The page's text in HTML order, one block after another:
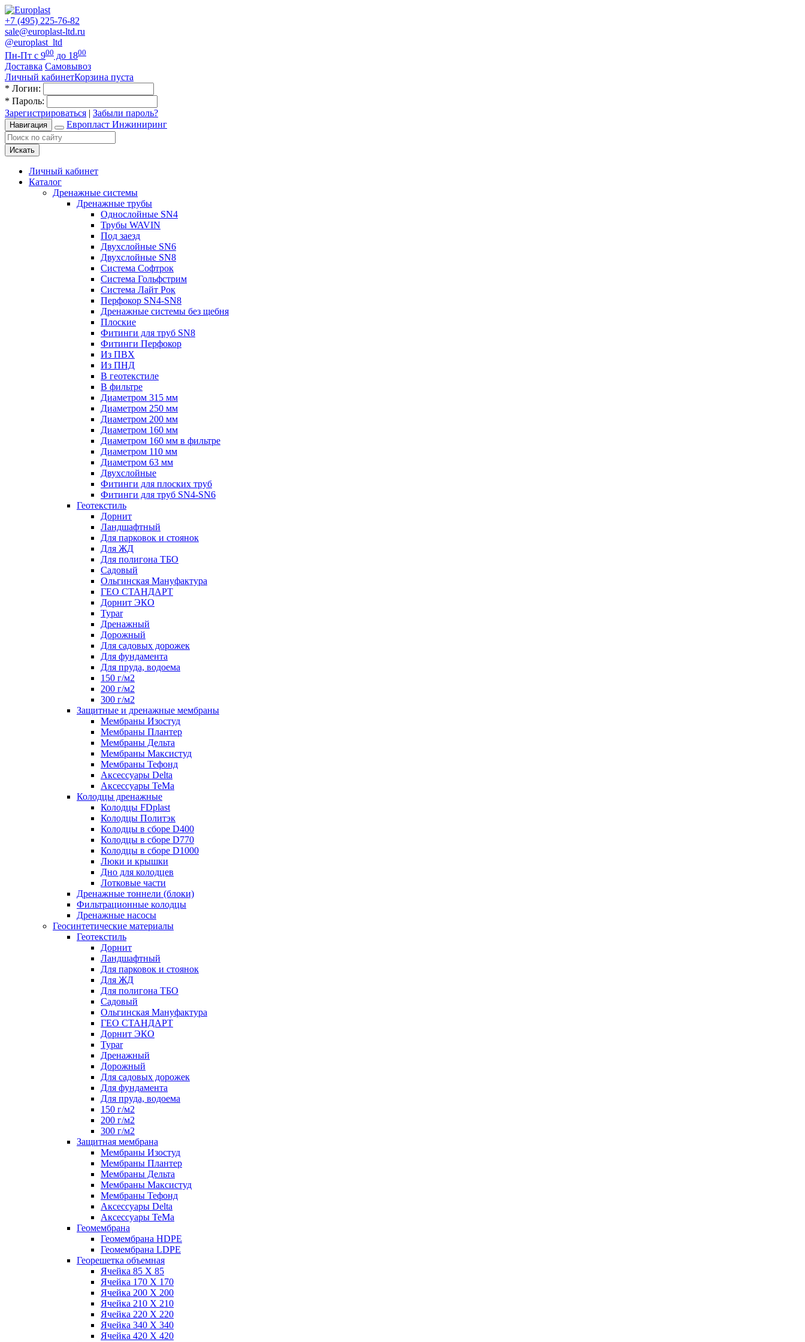
+7 (495) 225-76-82
sale@europlast-ltd.ru
@europlast_ltd
Пн-Пт с 900 до 1800
Доставка Самовывоз
Личный кабинетКорзина пуста
* Логин:
* Пароль:
Зарегистрироваться | Забыли пароль?
Навигация Европласт Инжиниринг
Искать
Личный кабинет
Каталог
Дренажные системы
Дренажные трубы
Однослойные SN4
Трубы WAVIN
Под заезд
Двухслойные SN6
Двухслойные SN8
Система Софтрок
Система Гольфстрим
Система Лайт Рок
Перфокор SN4-SN8
Дренажные системы без щебня
Плоские
Фитинги для труб SN8
Фитинги Перфокор
Из ПВХ
Из ПНД
В геотекстиле
В фильтре
Диаметром 315 мм
Диаметром 250 мм
Диаметром 200 мм
Диаметром 160 мм
Диаметром 160 мм в фильтре
Диаметром 110 мм
Диаметром 63 мм
Двухслойные
Фитинги для плоских труб
Фитинги для труб SN4-SN6
Геотекстиль
Дорнит
Ландшафтный
Для парковок и стоянок
Для ЖД
Для полигона ТБО
Садовый
Ольгинская Мануфактура
ГЕО СТАНДАРТ
Дорнит ЭКО
Typar
Дренажный
Дорожный
Для садовых дорожек
Для фундамента
Для пруда, водоема
150 г/м2
200 г/м2
300 г/м2
Защитные и дренажные мембраны
Мембраны Изостуд
Мембраны Плантер
Мембраны Дельта
Мембраны Максистуд
Мембраны Тефонд
Аксессуары Delta
Аксессуары TeMa
Колодцы дренажные
Колодцы FDplast
Колодцы Политэк
Колодцы в сборе D400
Колодцы в сборе D770
Колодцы в сборе D1000
Люки и крышки
Дно для колодцев
Лотковые части
Дренажные тоннели (блоки)
Фильтрационные колодцы
Дренажные насосы
Геосинтетические материалы
Геотекстиль
Дорнит
Ландшафтный
Для парковок и стоянок
Для ЖД
Для полигона ТБО
Садовый
Ольгинская Мануфактура
ГЕО СТАНДАРТ
Дорнит ЭКО
Typar
Дренажный
Дорожный
Для садовых дорожек
Для фундамента
Для пруда, водоема
150 г/м2
200 г/м2
300 г/м2
Защитная мембрана
Мембраны Изостуд
Мембраны Плантер
Мембраны Дельта
Мембраны Максистуд
Мембраны Тефонд
Аксессуары Delta
Аксессуары TeMa
Геомембрана
Геомембрана HDPE
Геомембрана LDPE
Георешетка объемная
Ячейка 85 Х 85
Ячейка 170 Х 170
Ячейка 200 Х 200
Ячейка 210 Х 210
Ячейка 220 Х 220
Ячейка 340 Х 340
Ячейка 420 Х 420